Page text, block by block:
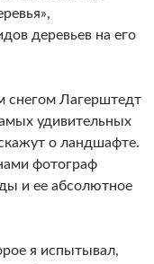
деревьев на его
Лагерштедт
удивительных
о ландшафте.
фотограф
и ее абсолютное
я испытывал,